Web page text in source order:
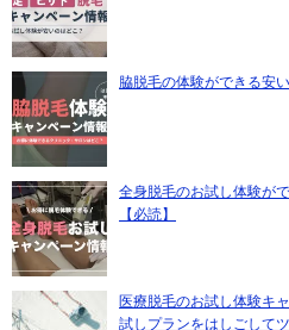
脇脱毛の体験ができる安
全身脱毛のお試し体験が
【必読】
医療脱毛のお試し体験キ
試しプランをはしごして